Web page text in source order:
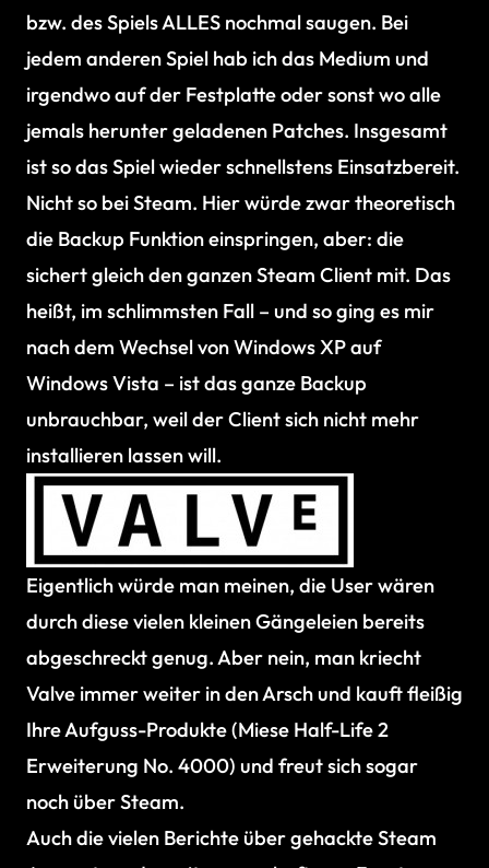
bzw. des Spiels ALLES nochmal saugen. Bei
jedem anderen Spiel hab ich das Medium und
irgendwo auf der Festplatte oder sonst wo alle
jemals herunter geladenen Patches. Insgesamt
ist so das Spiel wieder schnellstens Einsatzbereit.
Nicht so bei Steam. Hier würde zwar theoretisch
die Backup Funktion einspringen, aber: die
sichert gleich den ganzen Steam Client mit. Das
heißt, im schlimmsten Fall – und so ging es mir
nach dem Wechsel von Windows XP auf
Windows Vista – ist das ganze Backup
unbrauchbar, weil der Client sich nicht mehr
installieren lassen will.
Eigentlich würde man meinen, die User wären
durch diese vielen kleinen Gängeleien bereits
abgeschreckt genug. Aber nein, man kriecht
Valve immer weiter in den Arsch und kauft fleißig
Ihre Aufguss-Produkte (Miese Half-Life 2
Erweiterung No. 4000) und freut sich sogar
noch über Steam.
Auch die vielen Berichte über gehackte Steam